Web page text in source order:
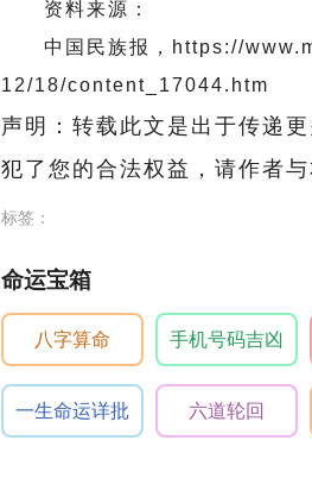
资料来源：
中国民族报，https://
12/18/content_17044.htm
声明：转载此文是出于传递
犯了您的合法权益，请作者
标签：
命运宝箱
八字算命 手机号码吉凶
一生命运详批 六道轮回